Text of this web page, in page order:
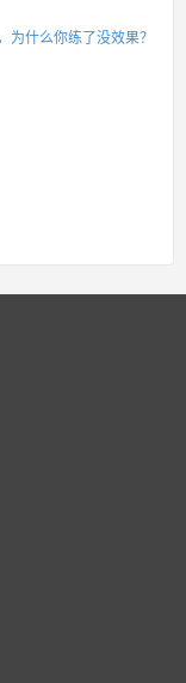
什么你练了没效果？